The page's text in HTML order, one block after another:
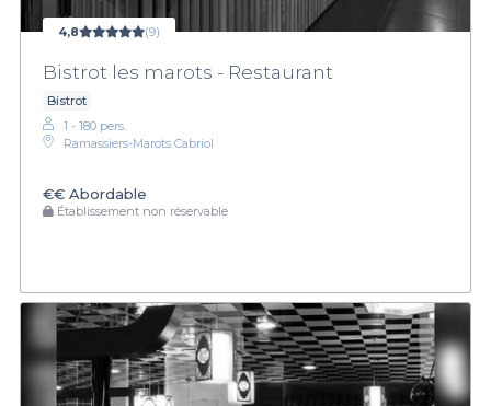
4,8 (9)
Bistrot les marots - Restaurant
Bistrot
1 - 180 pers.
Ramassiers-Marots Cabriol
€€ Abordable
Établissement non réservable